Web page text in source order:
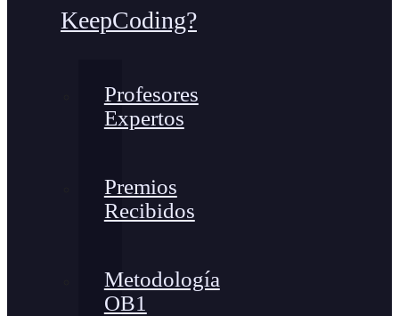
KeepCoding?
Profesores
Expertos
Premios
Recibidos
Metodología
OB1